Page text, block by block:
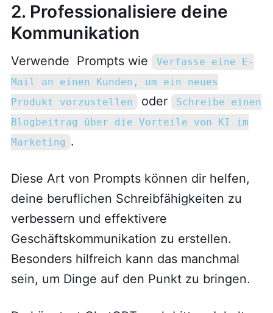
2. Professionalisiere deine
Kommunikation
Verwende Prompts wie
Verfasse eine E-
Mail an einen Kunden, um ein neues
Produkt vorzustellen
oder
Schreibe einen
Blogbeitrag über die Vorteile von KI im
Marketing .
Diese Art von Prompts können dir helfen,
deine beruflichen Schreibfähigkeiten zu
verbessern und effektivere
Geschäftskommunikation zu erstellen.
Besonders hilfreich kann das manchmal
sein, um Dinge auf den Punkt zu bringen.